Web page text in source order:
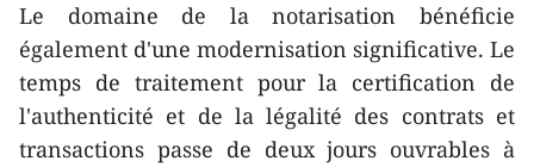
Le domaine de la notarisation bénéficie
également d'une modernisation significative. Le
temps de traitement pour la certification de
l'authenticité et de la légalité des contrats et
transactions passe de deux jours ouvrables à